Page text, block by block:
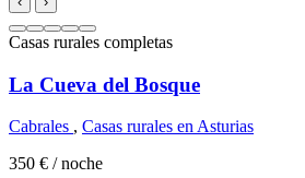
Casas rurales completas
La Cueva del Bosque
Cabrales , Casas rurales en Asturias
350 € / noche